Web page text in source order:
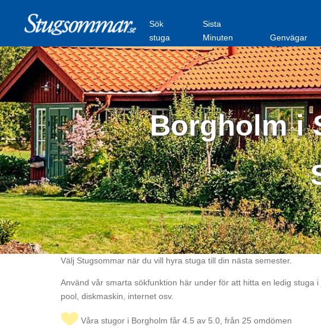
Sök
stuga
Sista
Minuten
Genvägar
Borgholm i
Välj Stugsommar när du vill hyra stuga till din nästa semester.
Använd vår smarta sökfunktion här under för att hitta en ledig
pool, diskmaskin, internet osv.
Våra stugor i Borgholm får 4.5 av 5.0, från 25 omdömen